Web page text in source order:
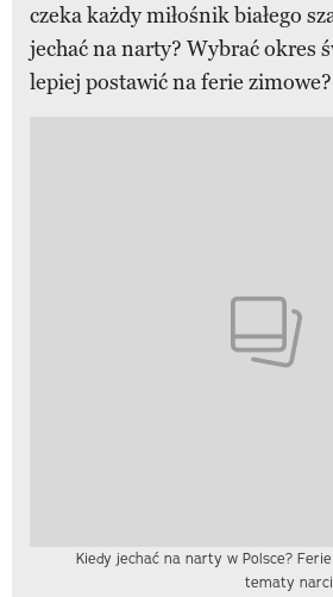
czeka każdy miłośnik białego
jechać na narty? Wybrać okres
lepiej postawić na ferie zimowe?
Kiedy jechać na narty w Polsce?
tematy